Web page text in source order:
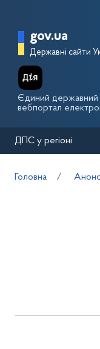
Головна
gov.ua
Державні сайти
Єдиний державний
вебпортал
ДПС у регіоні
Головна